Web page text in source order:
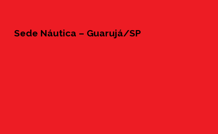
Sede Náutica – Guarujá/SP